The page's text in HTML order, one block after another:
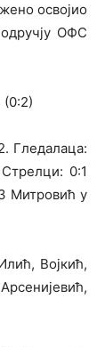
освојио
ОФС
(0:2)
Гледалаца:
0:1
Митровић у
Војкић,